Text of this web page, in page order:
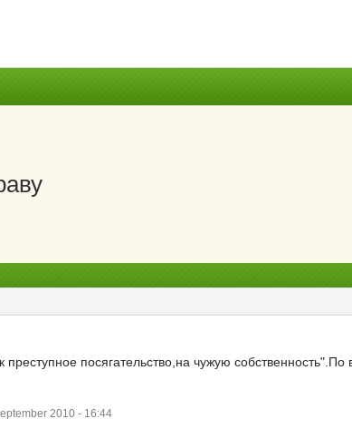
посягательство,на чужую
2010 - 16:44